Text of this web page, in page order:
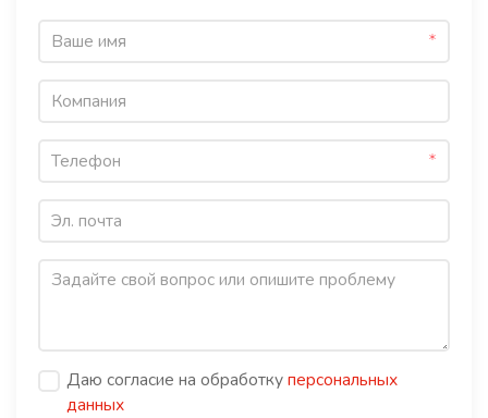
Даю согласие на обработкуперсональных
данных